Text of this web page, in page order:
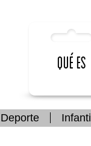
Qué es
Deporte